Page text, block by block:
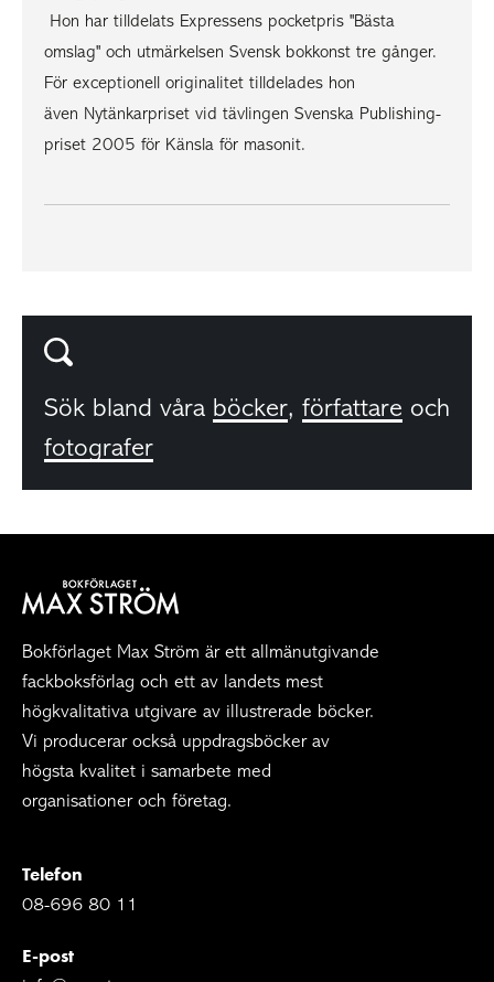
Hon har tilldelats Expressens pocketpris "Bästa
omslag" och utmärkelsen Svensk bokkonst tre gånger.
För exceptionell originalitet tilldelades hon
även Nytänkarpriset vid tävlingen Svenska Publishing-
priset 2005 för Känsla för masonit.
Sök bland våra böcker, författare och
fotografer
Bokförlaget Max Ström är ett allmänutgivande
fackboksförlag och ett av landets mest
högkvalitativa utgivare av illustrerade böcker.
Vi producerar också uppdragsböcker av
högsta kvalitet i samarbete med
organisationer och företag.
Telefon
08-696 80 11
E-post